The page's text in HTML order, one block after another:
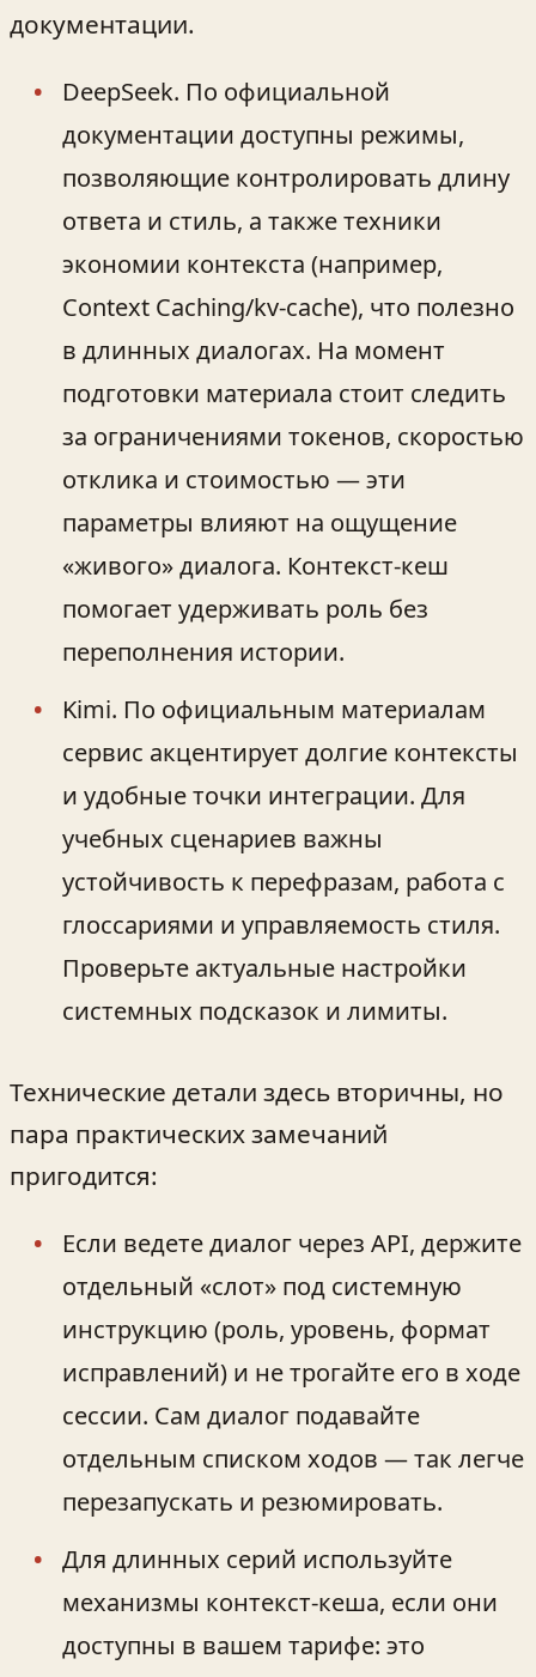
документации.
DeepSeek. По официальной
документации доступны режимы,
позволяющие контролировать длину
ответа и стиль, а также техники
экономии контекста (например,
Context Caching/kv‑cache), что полезно
в длинных диалогах. На момент
подготовки материала стоит следить
за ограничениями токенов, скоростью
отклика и стоимостью — эти
параметры влияют на ощущение
«живого» диалога. Контекст‑кеш
помогает удерживать роль без
переполнения истории.
Kimi. По официальным материалам
сервис акцентирует долгие контексты
и удобные точки интеграции. Для
учебных сценариев важны
устойчивость к перефразам, работа с
глоссариями и управляемость стиля.
Проверьте актуальные настройки
системных подсказок и лимиты.
Технические детали здесь вторичны, но
пара практических замечаний
пригодится:
Если ведете диалог через API, держите
отдельный «слот» под системную
инструкцию (роль, уровень, формат
исправлений) и не трогайте его в ходе
сессии. Сам диалог подавайте
отдельным списком ходов — так легче
перезапускать и резюмировать.
Для длинных серий используйте
механизмы контекст‑кеша, если они
доступны в вашем тарифе: это